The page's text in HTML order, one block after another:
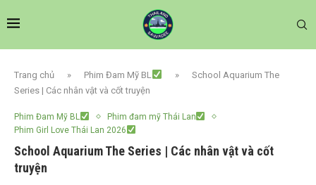
Trang chủ » Phim Đam Mỹ BL »
School Aquarium The
Series | Các nhân vật và cốt truyện
Phim Đam Mỹ BL
Phim đam mỹ Thái Lan
Phim Girl Love Thái Lan 2026
School Aquarium The Series | Các nhân vật và cốt
truyện